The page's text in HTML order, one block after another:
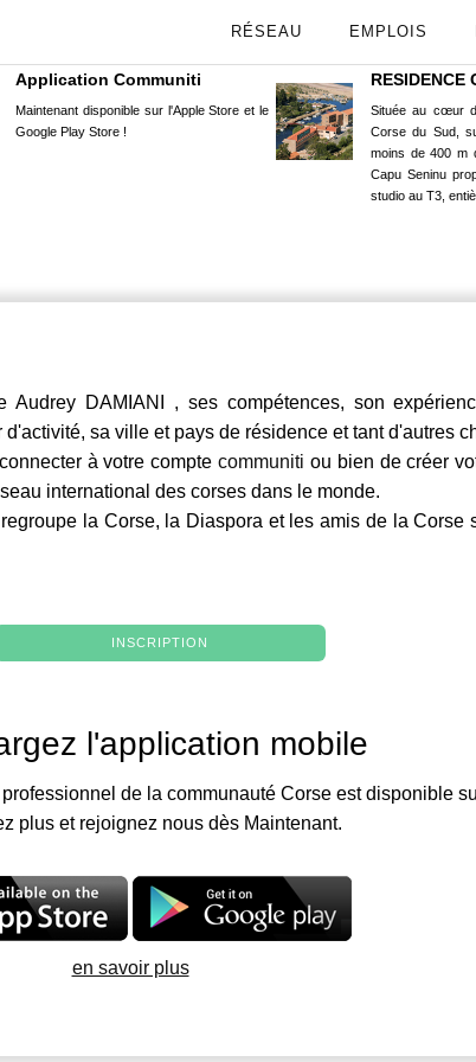
RÉSEAU EMPLOIS
Application Communiti
Maintenant disponible sur l'Apple Store et le
Google Play Store !
RESIDENCE
Située au cœur
Corse du Sud,
moins de 400 m
Capu Seninu
studio au T3,
Audrey DAMIANI , ses compétences, son
sa ville et pays de résidence et tant d'autres
à votre comptecommuniti ou bien de créer
international des corses dans le monde.
la Corse, la Diaspora et les amis de la Corse
INSCRIPTION
l'application mobile
de la communauté Corse est disponible
plus et rejoignez nous dès Maintenant.
en savoir plus